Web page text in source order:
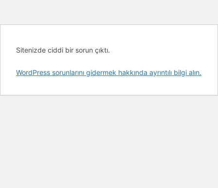
Sitenizde ciddi bir sorun çıktı.
WordPress sorunlarını gidermek hakkında ayrıntılı bilgi alın.